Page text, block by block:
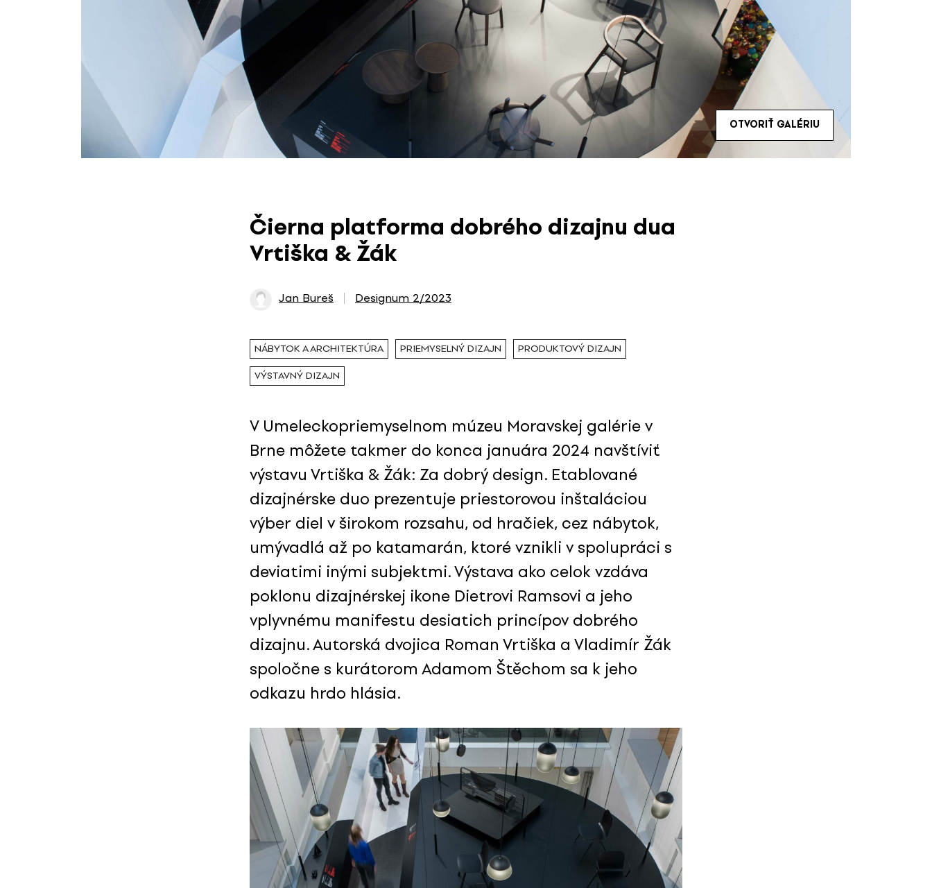
OTVORIŤ GALÉRIU
Čierna platforma dobrého dizajnu dua
Vrtiška & Žák
Jan Bureš Designum 2/2023
NÁBYTOK A ARCHITEKTÚRA PRIEMYSELNÝ DIZAJN PRODUKTOVÝ DIZAJN
VÝSTAVNÝ DIZAJN
V Umeleckopriemyselnom múzeu Moravskej galérie v
Brne môžete takmer do konca januára 2024 navštíviť
výstavu Vrtiška & Žák: Za dobrý design. Etablované
dizajnérske duo prezentuje priestorovou inštaláciou
výber diel v širokom rozsahu, od hračiek, cez nábytok,
umývadlá až po katamarán, ktoré vznikli v spolupráci s
deviatimi inými subjektmi. Výstava ako celok vzdáva
poklonu dizajnérskej ikone Dietrovi Ramsovi a jeho
vplyvnému manifestu desiatich princípov dobrého
dizajnu. Autorská dvojica Roman Vrtiška a Vladimír Žák
spoločne s kurátorom Adamom Štěchom sa k jeho
odkazu hrdo hlásia.